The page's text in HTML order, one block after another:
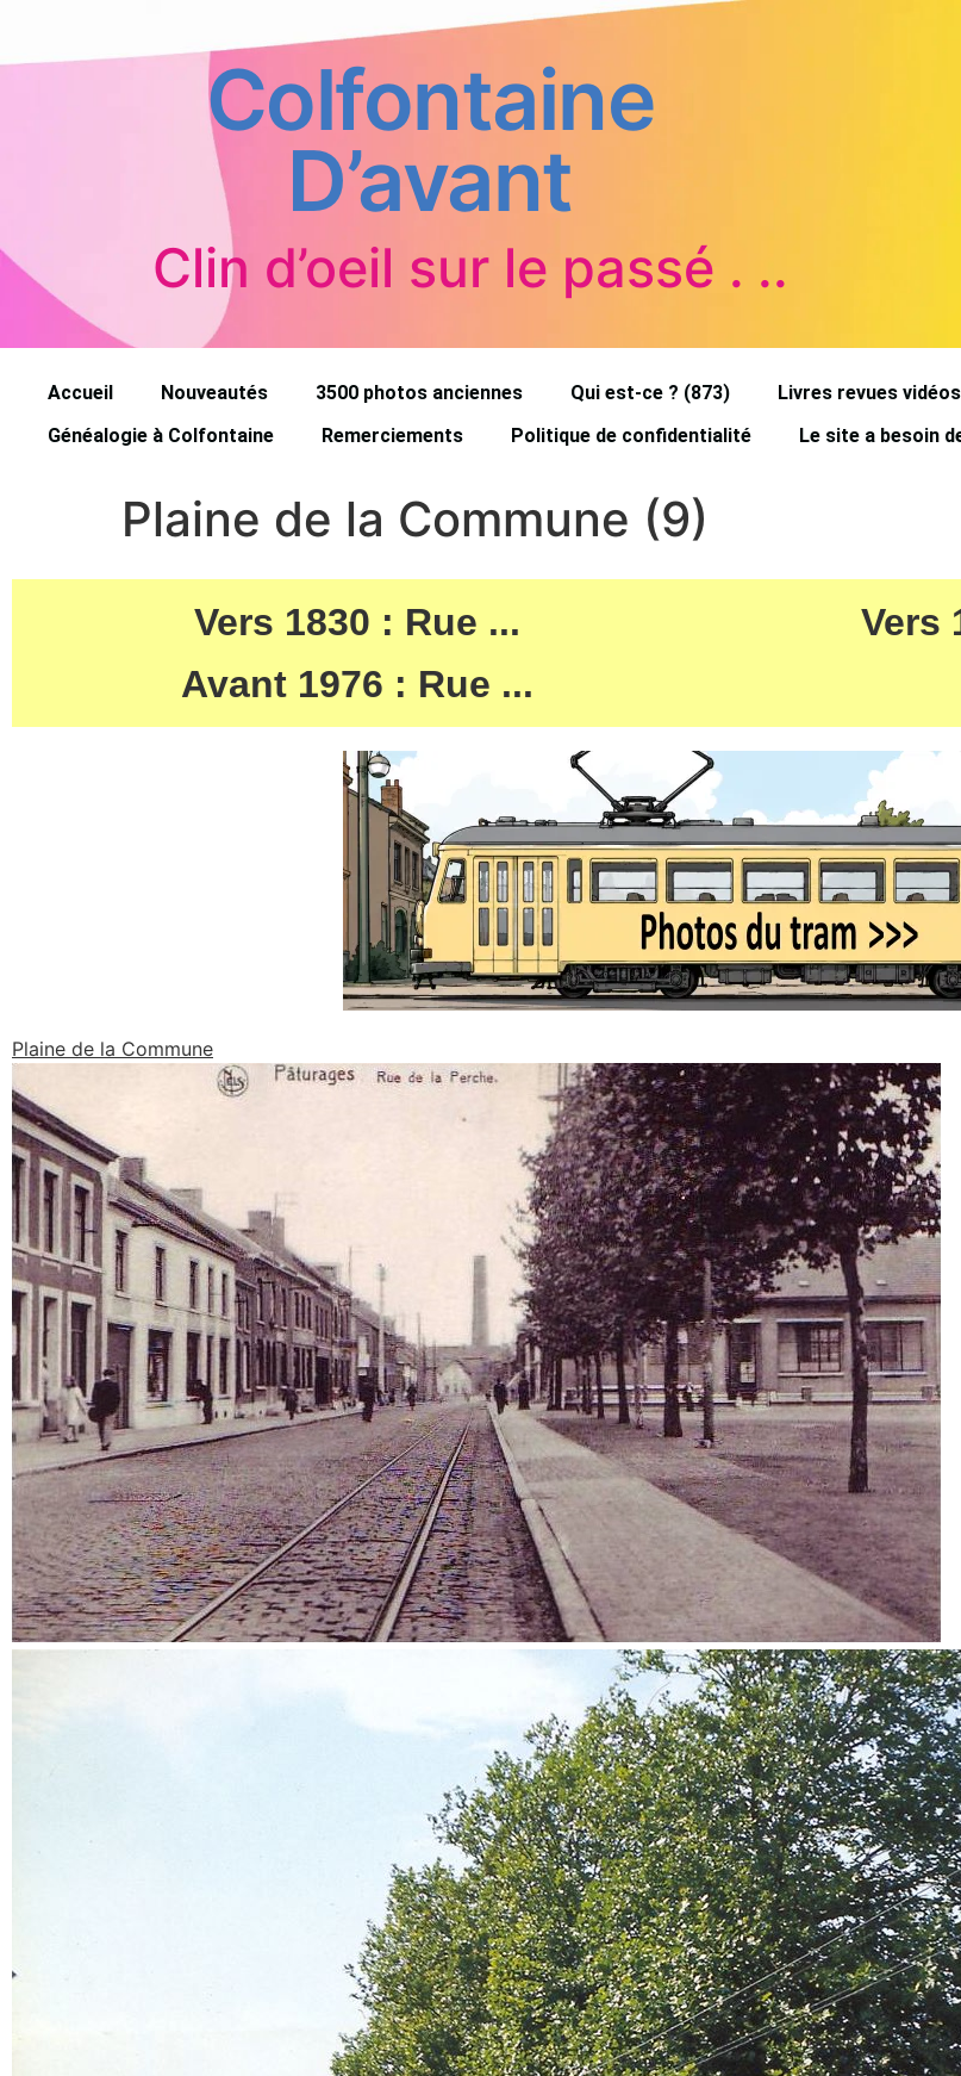
Colfontaine
D’avant
Clin d’oeil sur le passé . ..
Accueil Nouveautés 3500 photos anciennes Qui est-ce ? (873)
Livres revues vidéos
Généalogie à Colfontaine
Remerciements Politique de confidentialité Le site a besoin
Plaine de la Commune (9)
Vers 1830 : Rue ...
Vers
Avant 1976 : Rue ...
Plaine de la Commune